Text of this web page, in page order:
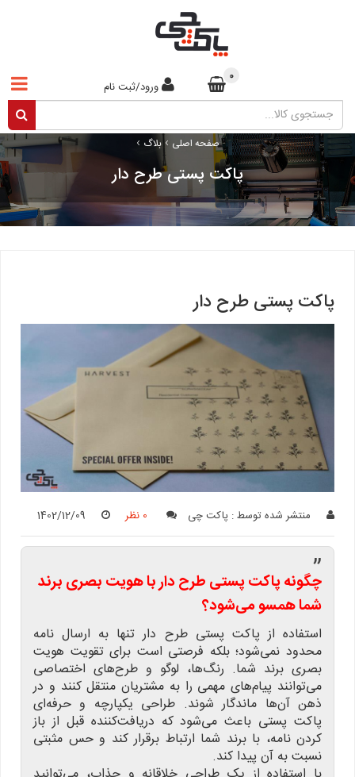
ورود/ثبت نام
0
صفحه اصلی › بلاگ ›
پاکت پستی طرح دار
پاکت پستی طرح دار
منتشر شده توسط : پاکت چی 0 نظر 1402/12/09
”
چگونه پاکت پستی طرح دار با هویت بصری برند
شما همسو می‌شود؟
استفاده از پاکت پستی طرح دار تنها به ارسال نامه
محدود نمی‌شود؛ بلکه فرصتی است برای تقویت هویت
بصری برند شما. رنگ‌ها، لوگو و طرح‌های اختصاصی
می‌توانند پیام‌های مهمی را به مشتریان منتقل کنند و در
ذهن آن‌ها ماندگار شوند. طراحی یکپارچه و حرفه‌ای
پاکت پستی باعث می‌شود که دریافت‌کننده قبل از باز
کردن نامه، با برند شما ارتباط برقرار کند و حس مثبتی
نسبت به آن پیدا کند.